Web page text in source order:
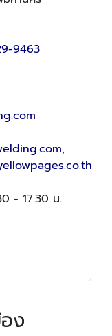
9463
,
- 17.30 น.
ง